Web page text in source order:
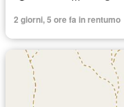
2 giorni, 5 ore fa in rentumo